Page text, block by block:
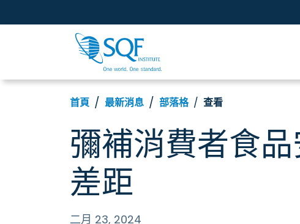
首頁 最新消息 部落格 查看
彌補消費者食
差距
二月 23, 2024